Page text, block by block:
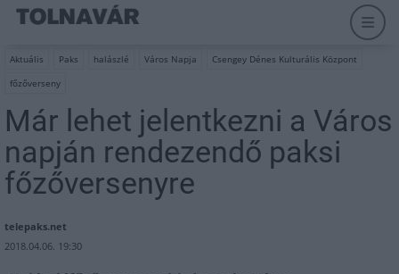
Aktuális Paks halászlé Város Napja
Csengey Dénes Kulturális Központ
főzőverseny
Már lehet jelentkezni a Város
napján rendezendő paksi
főzőversenyre
telepaks.net
2018.04.06. 19:30